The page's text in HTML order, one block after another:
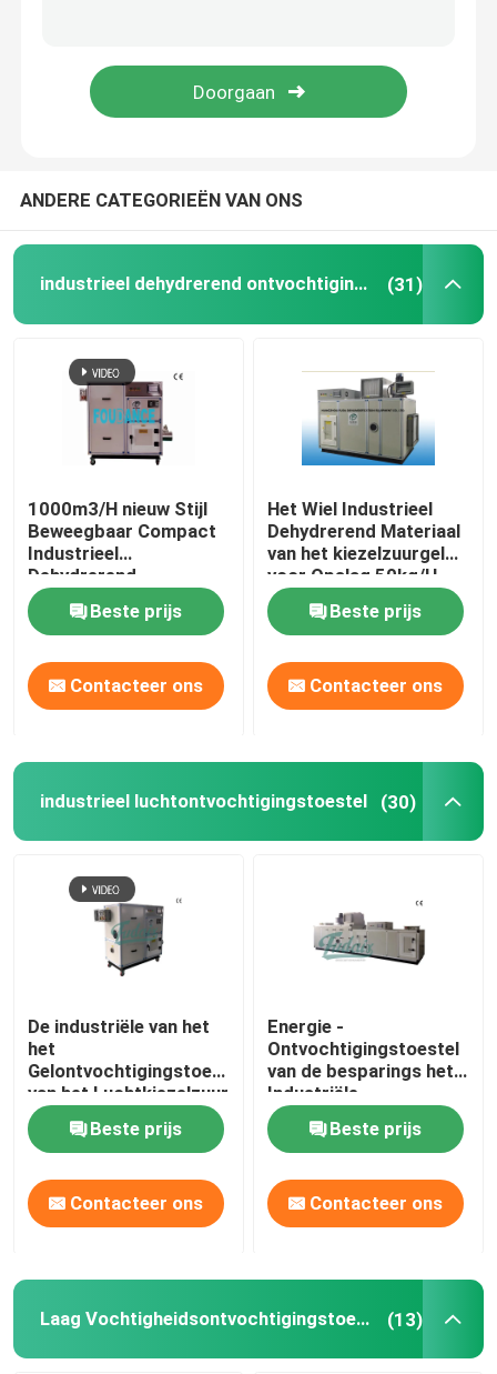
Dehydrerend Wielontvochtigingstoestel
Industriële Dehydrerende Luchtdroger
Ontvochtigingstoestel op hoge temperatuur
Industriële drogen apparatuur
Airconditionerontvochtigingstoestel
Het Dehydrerende Ontvochtigingstoestel van de
Farmaceutisch de Industrie Dehydrerend
De Industrie Dehydrerend Ontvochtigingstoestel van
ANDERE CATEGORIEËN VAN ONS
industrieel dehydrerend ontvochtigingstoestel (31)
1000m3/H nieuw Stijl
Beweegbaar Compact
Industrieel
Dehydrerend
Ontvochtigingstoestel
Beste prijs
Contacteer ons
Het Wiel Industrieel
Dehydrerend Materiaal
van het kiezelzuurgel
voor Opslag 50kg/H
Beste prijs
Contacteer ons
industrieel luchtontvochtigingstoestel (30)
De industriële van het
het
Gelontvochtigingstoestel
van het Luchtkiezelzuur
Efficiënte Energie van
de het Wieladsorptie
Beste prijs
Contacteer ons
Energie -
Ontvochtigingstoestel
van de besparings het
Industriële
Dehydrerende Lucht
voor Laboratorium
Beste prijs
Contacteer ons
Laag Vochtigheidsontvochtigingstoestel (13)